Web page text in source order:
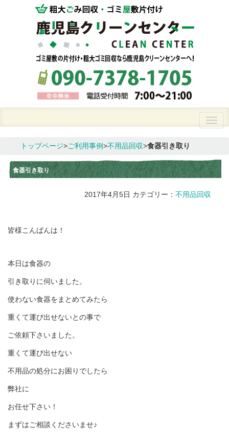
トップページ>ご利用事例>不用品回収>食器引き取り
食器引き取り
2017年4月5日 カテゴリー： 不用品回収
皆様こんばんは！
本日は食器の
引き取りに伺いました。
使わない食器をまとめてみたら
重くて運び出せないとの事で
ご依頼下さいました。
重くて運び出せない
不用品の処分にお困りでしたら
弊社に
お任せ下さい！
まずはご相談くださいませ♪